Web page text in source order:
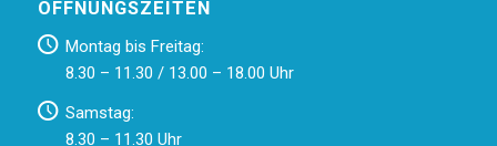
ÖFFNUNGSZEITEN
Montag bis Freitag:
8.30 – 11.30 / 13.00 – 18.00 Uhr
Samstag:
8.30 – 11.30 Uhr